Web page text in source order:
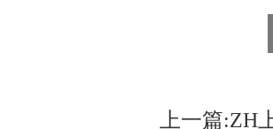
上一篇:ZH